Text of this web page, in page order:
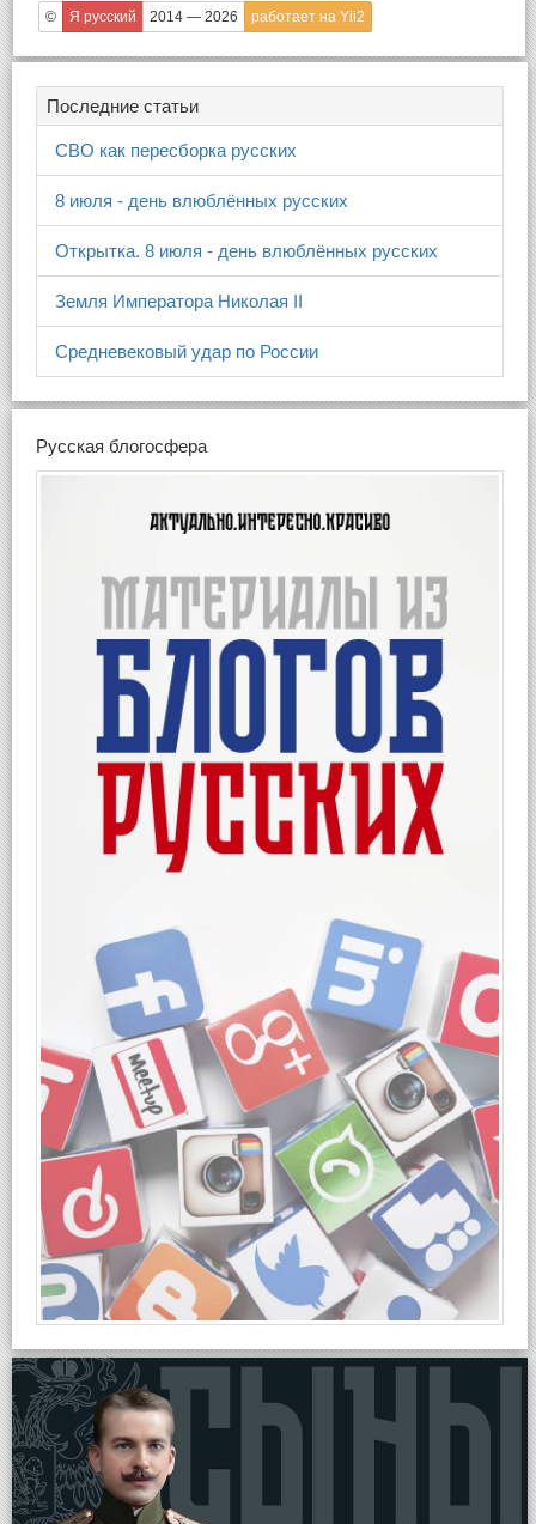
© Я русский 2014 — 2026 работает на Yii2
Последние статьи
СВО как пересборка русских
8 июля - день влюблённых русских
Открытка. 8 июля - день влюблённых русских
Земля Императора Николая II
Средневековый удар по России
Русская блогосфера